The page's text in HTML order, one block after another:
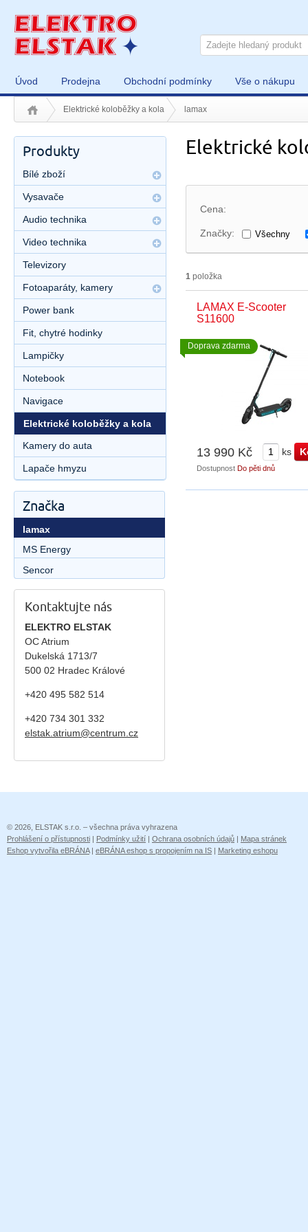
Úvod Prodejna Obchodní podmínky Vše o nákupu
Elektrické koloběžky a kola lamax
Elektrické
Cena:
Značky: Všechny
1 položka
LAMAX E-Scooter
S11600
13 990 Kč ks
Dostupnost Do pěti dnů
Doprava zdarma
Produkty
Bílé zboží
Vysavače
Audio technika
Video technika
Televizory
Fotoaparáty, kamery
Power bank
Fit, chytré hodinky
Lampičky
Notebook
Navigace
Elektrické koloběžky a kola
Kamery do auta
Lapače hmyzu
Značka
lamax
MS Energy
Sencor
Kontaktujte nás
ELEKTRO ELSTAK
OC Atrium
Dukelská 1713/7
500 02 Hradec Králové
+420 495 582 514
+420 734 301 332
elstak.atrium@centrum.cz
© 2026, ELSTAK s.r.o. – všechna práva vyhrazena
Prohlášení o přístupnosti | Podmínky užití | Ochrana osobních údajů | Mapa stránek
Eshop vytvořila eBRÁNA| eBRÁNA eshop s propojením na IS | Marketing eshopu